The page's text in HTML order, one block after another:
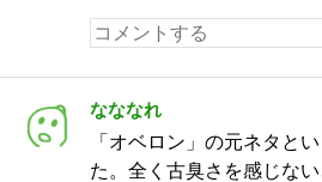
なななれ
「オベロン」の元ネタと
た。全く古臭さを感じない